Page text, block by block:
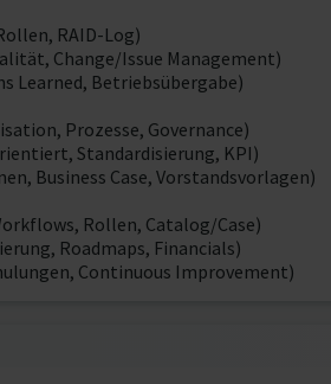
RAID-Log)
Change/Issue Management)
Learned, Betriebsübergabe)
Prozesse, Governance)
Standardisierung, KPI)
Business Case, Vorstandsvorlagen)
Rollen, Catalog/Case)
Roadmaps, Financials)
Continuous Improvement)